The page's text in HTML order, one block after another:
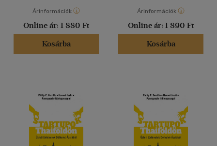
Árinformációk
Online ár: 1 880 Ft
Kosárba
Árinformációk
Online ár: 1 890 Ft
Kosárba